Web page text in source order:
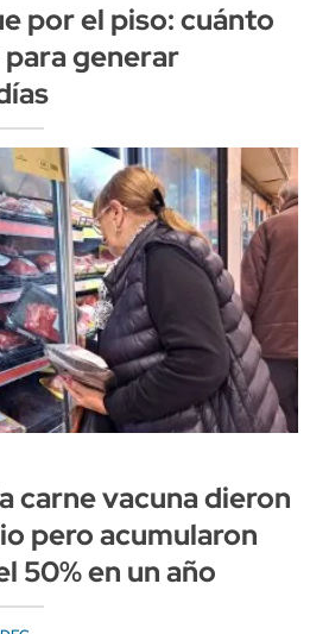
por el piso: cuánto
generar
carne vacuna dieron
pero acumularon
50% en un año